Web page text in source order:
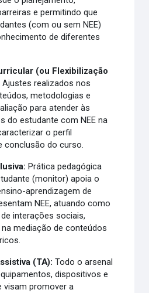
e permitindo que
(com ou sem NEE)
de diferentes
(ou Flexibilização
Ajustes realizados nos
metodologias e
para atender às
do estudante com NEE na
o perfil
conclusão do curso.
Prática pedagógica
(monitor) apoia o
aprendizagem de
NEE, atuando como
interações sociais,
mediação de conteúdos
(TA): Todo o arsenal
dispositivos e
visam promover a